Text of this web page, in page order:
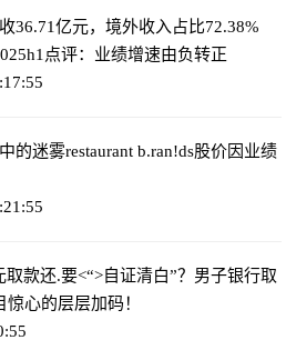
36.71亿元，境外收入占比72.38%
点评：业绩增速由负转正
的迷雾restaurant b.ran!ds股价因业绩
取款还.要<“>自证清白”？男子银行取
心的层层加码！